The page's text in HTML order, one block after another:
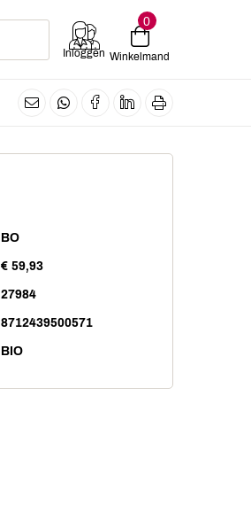
Inloggen
0
Winkelmand
BO
€ 59,93
27984
8712439500571
BIO